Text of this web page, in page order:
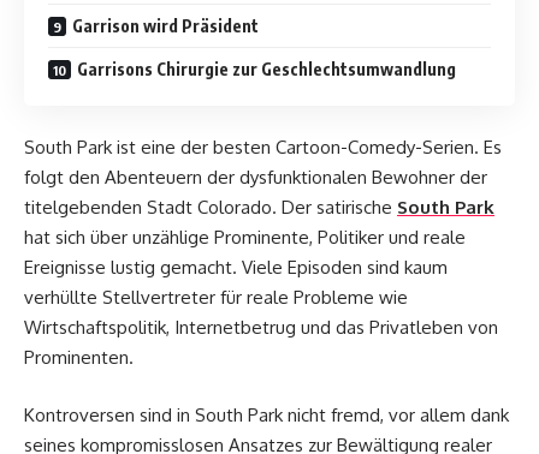
Garrison wird Präsident
Garrisons Chirurgie zur Geschlechtsumwandlung
South Park ist eine der besten Cartoon-Comedy-Serien. Es
folgt den Abenteuern der dysfunktionalen Bewohner der
titelgebenden Stadt Colorado. Der satirische South Park
hat sich über unzählige Prominente, Politiker und reale
Ereignisse lustig gemacht. Viele Episoden sind kaum
verhüllte Stellvertreter für reale Probleme wie
Wirtschaftspolitik, Internetbetrug und das Privatleben von
Prominenten.
Kontroversen sind in South Park nicht fremd, vor allem dank
seines kompromisslosen Ansatzes zur Bewältigung realer